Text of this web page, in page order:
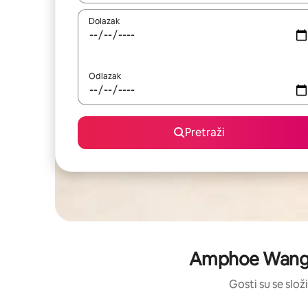
Dolazak
Odlazak
Pretraži
Amphoe
Gosti su se